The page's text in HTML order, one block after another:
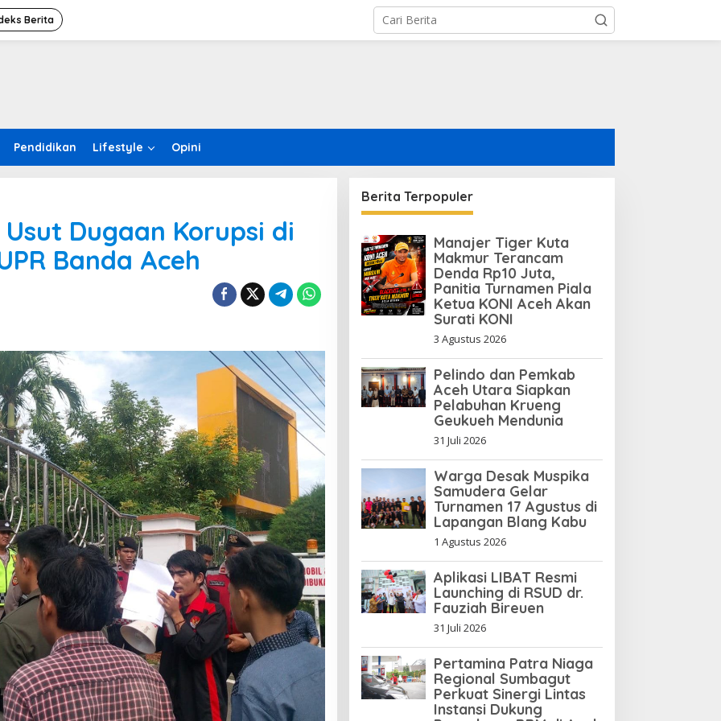
Berita
Pendidikan Lifestyle Opini
Dugaan Korupsi di
Banda Aceh
Berita Terpopuler
Manajer Tiger Kuta
Makmur Terancam
Denda Rp10 Juta,
Panitia Turnamen Piala
Ketua KONI Aceh Akan
Surati KONI
3 Agustus 2026
Pelindo dan Pemkab
Aceh Utara Siapkan
Pelabuhan Krueng
Geukueh Mendunia
31 Juli 2026
Warga Desak Muspika
Samudera Gelar
Turnamen 17 Agustus di
Lapangan Blang Kabu
1 Agustus 2026
Aplikasi LIBAT Resmi
Launching di RSUD dr.
Fauziah Bireuen
31 Juli 2026
Pertamina Patra Niaga
Regional Sumbagut
Perkuat Sinergi Lintas
Instansi Dukung